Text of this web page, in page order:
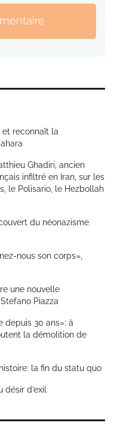
et reconnaît la
Ghadiri, ancien
infiltré en Iran, sur les
le Polisario, le Hezbollah
du néonazisme
nous son corps»,
une nouvelle
Piazza
depuis 30 ans»: à
la démolition de
la fin du statu quo
d’exil